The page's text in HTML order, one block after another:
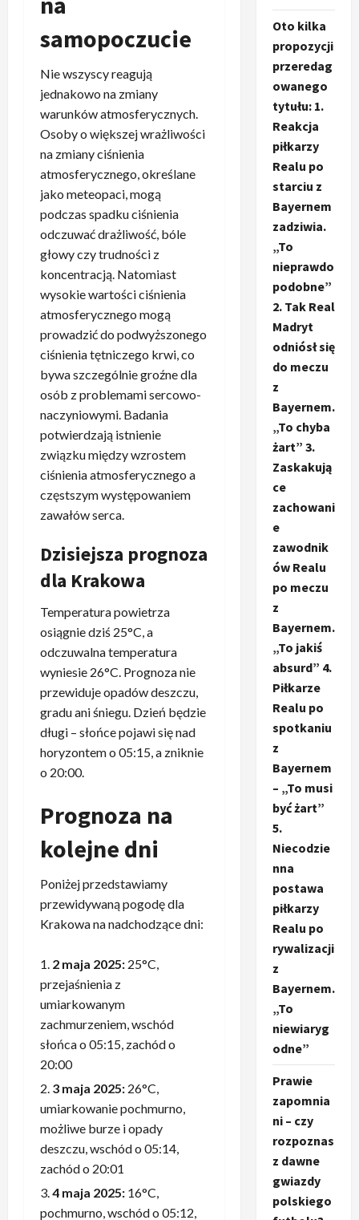
samopoczucie
Nie wszyscy reagują
jednakowo na zmiany
warunków atmosferycznych.
Osoby o większej wrażliwości
na zmiany ciśnienia
atmosferycznego, określane
jako meteopaci, mogą
podczas spadku ciśnienia
odczuwać drażliwość, bóle
głowy czy trudności z
koncentracją. Natomiast
wysokie wartości ciśnienia
atmosferycznego mogą
prowadzić do podwyższonego
ciśnienia tętniczego krwi, co
bywa szczególnie groźne dla
osób z problemami sercowo-
naczyniowymi. Badania
potwierdzają istnienie
związku między wzrostem
ciśnienia atmosferycznego a
częstszym występowaniem
zawałów serca.
Dzisiejsza prognoza
dla Krakowa
Temperatura powietrza
osiągnie dziś 25°C, a
odczuwalna temperatura
wyniesie 26°C. Prognoza nie
przewiduje opadów deszczu,
gradu ani śniegu. Dzień będzie
długi – słońce pojawi się nad
horyzontem o 05:15, a zniknie
o 20:00.
Prognoza na
kolejne dni
Poniżej przedstawiamy
przewidywaną pogodę dla
Krakowa na nadchodzące dni:
2 maja 2025: 25°C,
przejaśnienia z
umiarkowanym
zachmurzeniem, wschód
słońca o 05:15, zachód o
20:00
3 maja 2025: 26°C,
umiarkowanie pochmurno,
możliwe burze i opady
deszczu, wschód o 05:14,
zachód o 20:01
4 maja 2025: 16°C,
pochmurno, wschód o 05:12,
Oto kilka
propozycji
przeredag
owanego
tytułu: 1.
Reakcja
piłkarzy
Realu po
starciu z
Bayernem
zadziwia.
„To
nieprawdo
podobne”
2. Tak Real
Madryt
odniósł się
do meczu
z
Bayernem.
„To chyba
żart” 3.
Zaskakują
ce
zachowani
e
zawodnik
ów Realu
po meczu
z
Bayernem.
„To jakiś
absurd” 4.
Piłkarze
Realu po
spotkaniu
z
Bayernem
– „To musi
być żart”
5.
Niecodzie
nna
postawa
piłkarzy
Realu po
rywalizacji
z
Bayernem.
„To
niewiaryg
odne”
Prawie
zapomnia
ni – czy
rozpoznas
z dawne
gwiazdy
polskiego